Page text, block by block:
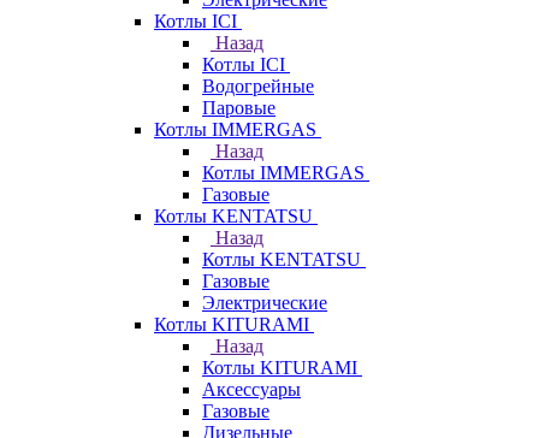
Котлы ICI
Назад
Котлы ICI
Водогрейные
Паровые
Котлы IMMERGAS
Назад
Котлы IMMERGAS
Газовые
Котлы KENTATSU
Назад
Котлы KENTATSU
Газовые
Электрические
Котлы KITURAMI
Назад
Котлы KITURAMI
Аксессуары
Газовые
Дизельные